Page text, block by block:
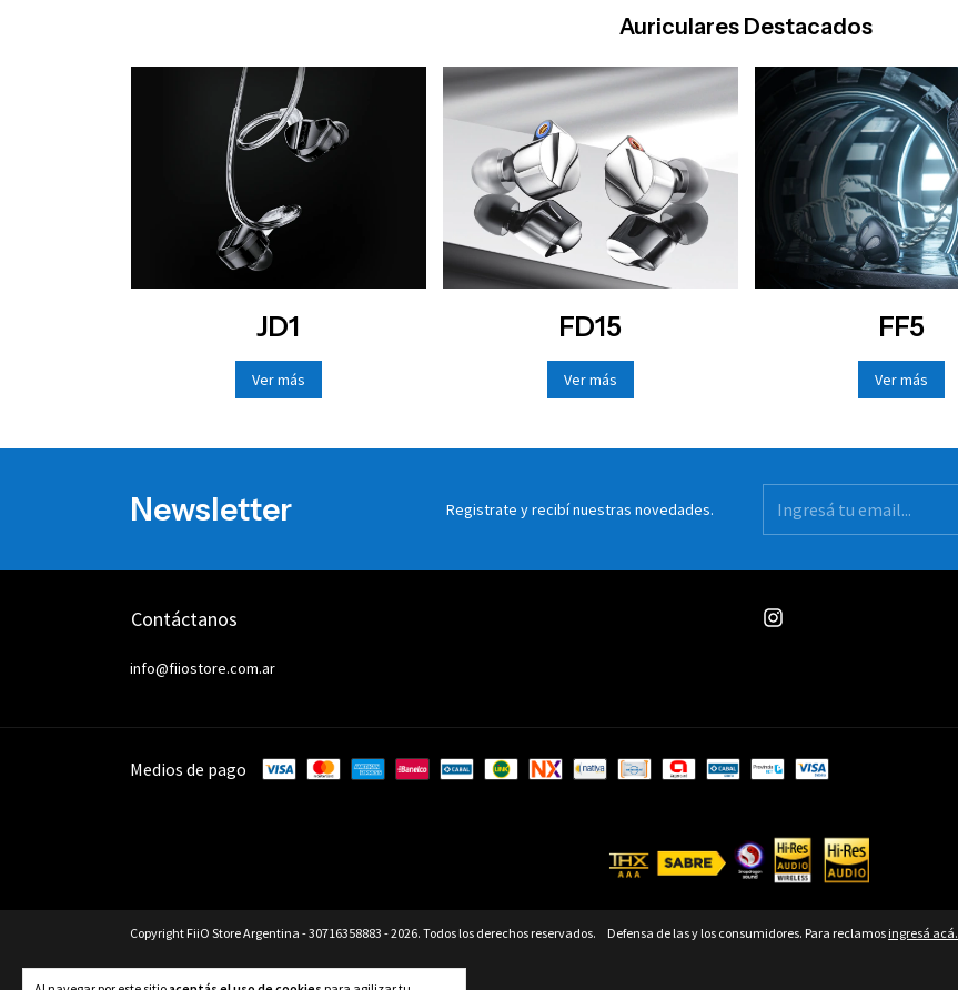
Auriculares Destacados
JD1
Ver más
FD15
Ver más
FF5
Ver más
Newsletter Registrate y recibí nuestras novedades.
Contáctanos
info@fiiostore.com.ar
Medios de pago
Copyright FiiO Store Argentina - 30716358883 - 2026. Todos los derechos reservados. Defensa de las y los consumidores. Para reclamos ingresá acá.